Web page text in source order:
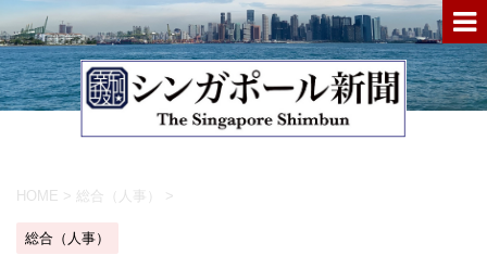
HOME > 総合（人事） >
総合（人事）